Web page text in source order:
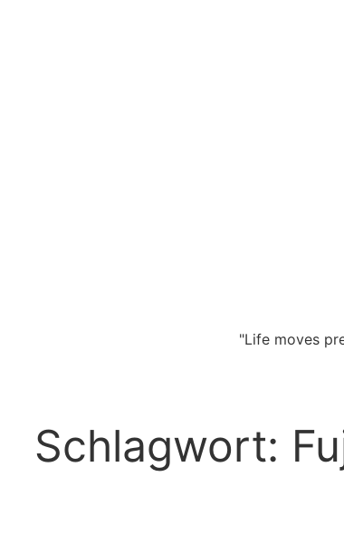
"Life moves
Schlagwort: